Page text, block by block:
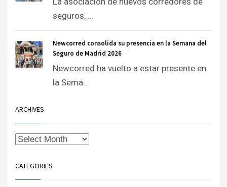
seguros, ...
Newcorred consolida su presencia en la Semana del
Seguro de Madrid 2026
Newcorred ha vuelto a estar presente en
la Sema...
ARCHIVES
CATEGORIES